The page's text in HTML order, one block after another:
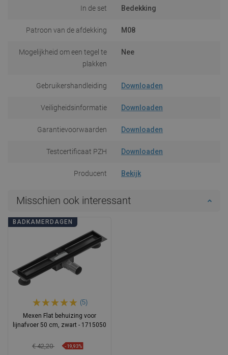
In de set Bedekking
Patroon van de afdekking M08
Mogelijkheid om een tegel te
plakken
Nee
Gebruikershandleiding Downloaden
Veiligheidsinformatie Downloaden
Garantievoorwaarden Downloaden
Testcertificaat PZH Downloaden
Producent Bekijk
Misschien ook interessant
BADKAMERDAGEN
(5)
Mexen Flat behuizing voor
lijnafvoer 50 cm, zwart - 1715050
€ 42,20 -19,93%